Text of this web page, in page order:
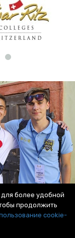
более удобной
продолжить
cookie-